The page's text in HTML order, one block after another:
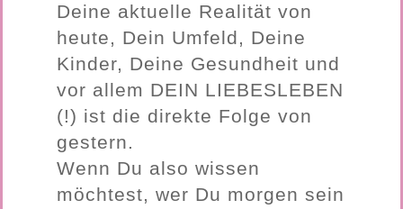
Deine aktuelle Realität von
heute, Dein Umfeld, Deine
Kinder, Deine Gesundheit und
vor allem DEIN LIEBESLEBEN
(!) ist die direkte Folge von
gestern.
Wenn Du also wissen
möchtest, wer Du morgen sein